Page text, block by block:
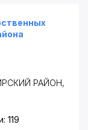
РАЙОН,
119